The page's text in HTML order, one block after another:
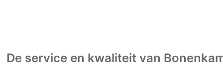
De service en kwaliteit van